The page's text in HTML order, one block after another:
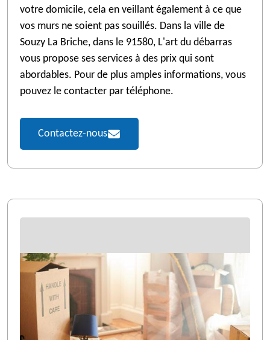
votre domicile, cela en veillant également à ce que
vos murs ne soient pas souillés. Dans la ville de
Souzy La Briche, dans le 91580, L'art du débarras
vous propose ses services à des prix qui sont
abordables. Pour de plus amples informations, vous
pouvez le contacter par téléphone.
Contactez-nous